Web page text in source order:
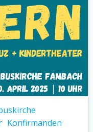
Konfirmanden